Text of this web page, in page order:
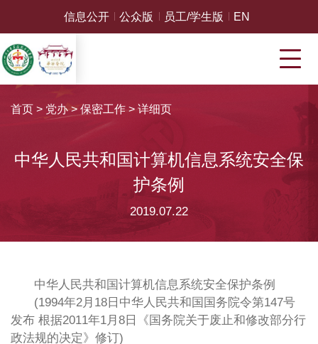
信息公开 公众版 员工/学生版 EN
首页> 党办> 保密工作> 详细页
中华人民共和国计算机信息系统安全保
护条例
2019.07.22
中华人民共和国计算机信息系统安全保护条例
(1994年2月18日中华人民共和国国务院令第147号
发布 根据2011年1月8日《国务院关于废止和修改部分行
政法规的决定》修订)